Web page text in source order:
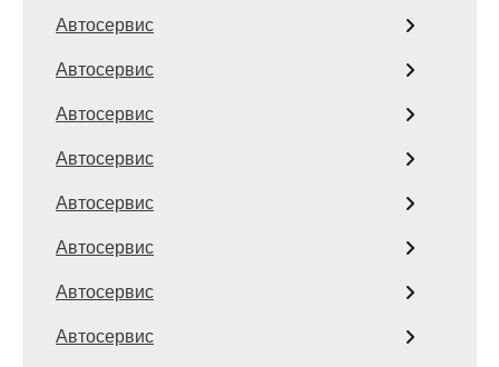
Автосервис
Автосервис
Автосервис
Автосервис
Автосервис
Автосервис
Автосервис
Автосервис